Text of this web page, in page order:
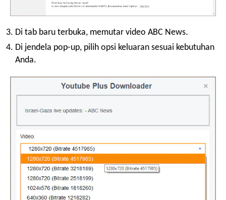
Di tab baru terbuka, memutar video ABC News.
Di jendela pop-up, pilih opsi keluaran sesuai kebutuhan
Anda.